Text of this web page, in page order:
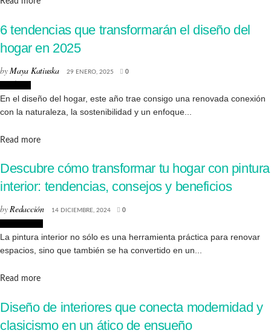
6 tendencias que transformarán el diseño del
hogar en 2025
byMaya Katiuska 29 ENERO, 2025 0
En el diseño del hogar, este año trae consigo una renovada conexión
con la naturaleza, la sostenibilidad y un enfoque...
Read moreDetails
Descubre cómo transformar tu hogar con pintura
interior: tendencias, consejos y beneficios
byRedacción 14 DICIEMBRE, 2024 0
La pintura interior no sólo es una herramienta práctica para renovar
espacios, sino que también se ha convertido en un...
Read moreDetails
Diseño de interiores que conecta modernidad y
clasicismo en un ático de ensueño